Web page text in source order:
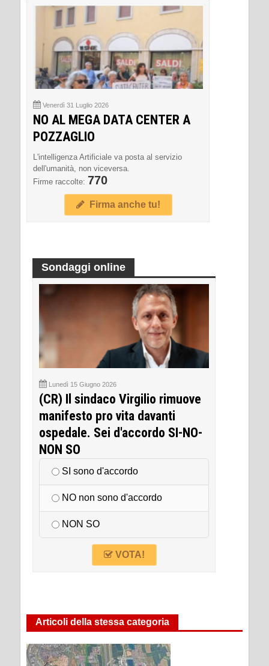
Venerdì 31 Luglio 2026
NO AL MEGA DATA CENTER A
POZZAGLIO
L'intelligenza Artificiale va posta al servizio
dell'umanità, non viceversa.
Firme raccolte: 770
Firma anche tu!
Sondaggi online
Lunedì 15 Giugno 2026
(CR) Il sindaco Virgilio rimuove
manifesto pro vita davanti
ospedale. Sei d'accordo SI-NO-
NON SO
SI sono d'accordo
NO non sono d'accordo
NON SO
VOTA!
Articoli della stessa categoria